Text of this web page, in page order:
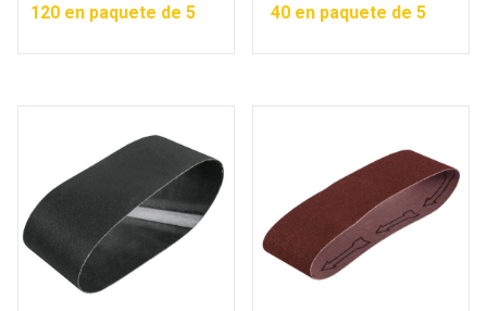
120 en paquete de 5
40 en paquete de 5